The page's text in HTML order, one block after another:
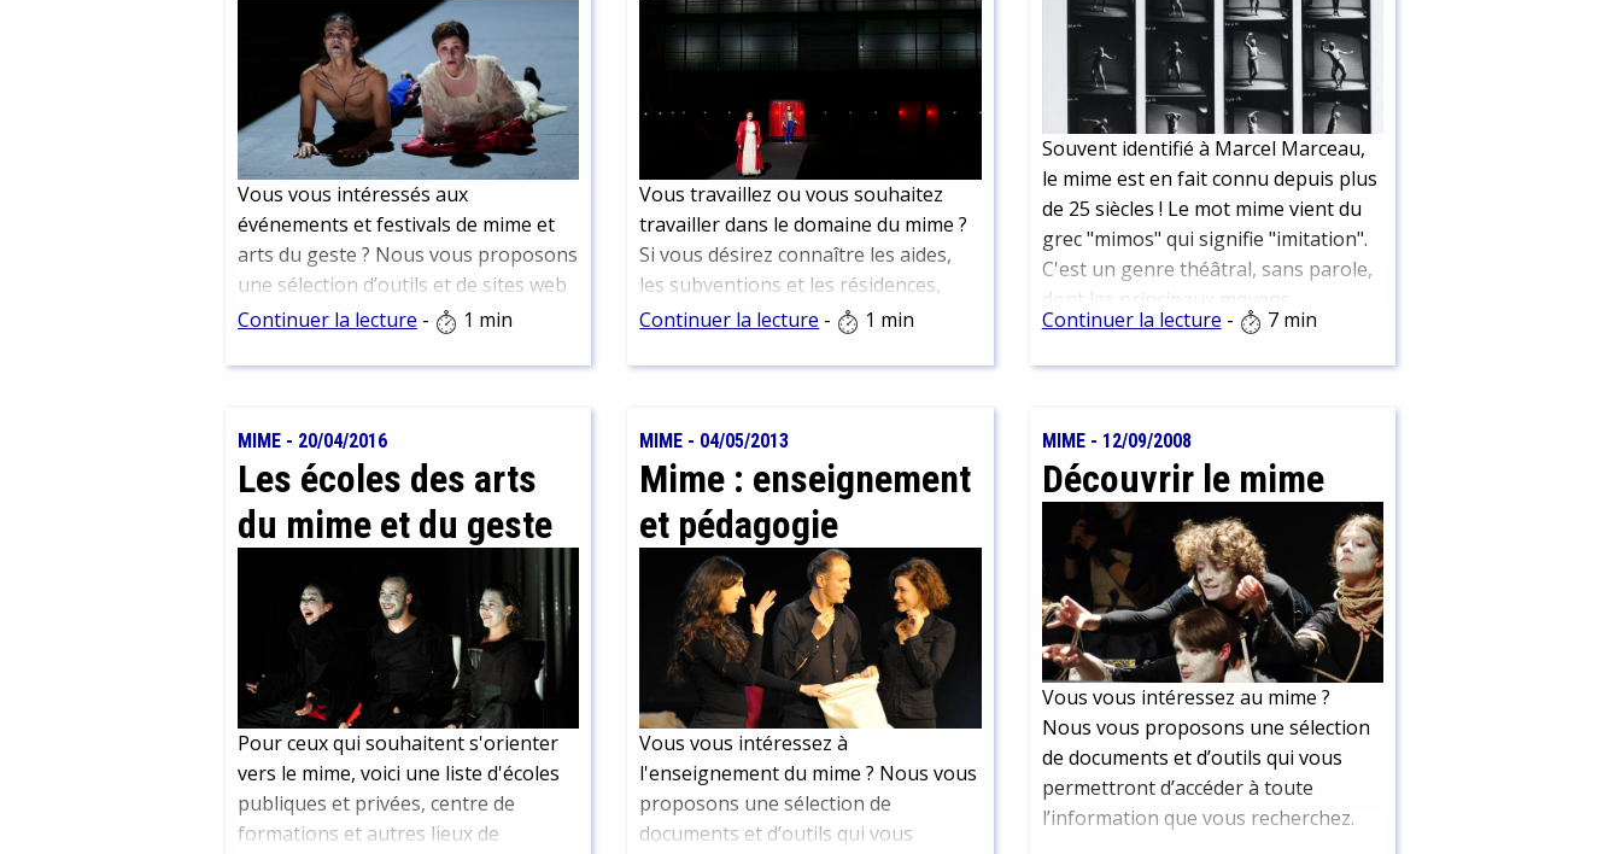
Vous vous intéressés aux
événements et festivals de mime et
arts du geste ? Nous vous proposons
une sélection d’outils et de sites web
qui vous permettront d’accéder à
recherchez :
Continuer la lecture - 1 min
Vous travaillez ou vous souhaitez
travailler dans le domaine du mime ?
Si vous désirez connaître les aides,
les subventions et les résidences,
voici quelques annuaires, des sites
guider.
Continuer la lecture - 1 min
Souvent identifié à Marcel Marceau,
le mime est en fait connu depuis plus
de 25 siècles ! Le mot mime vient du
grec "mimos" qui signifie "imitation".
C'est un genre théâtral, sans parole,
dont les principaux moyens
d'expression sont l'attitude, le geste
et la mimique.
Continuer la lecture - 7 min
MIME - 20/04/2016
Les écoles des arts
du mime et du geste
Pour ceux qui souhaitent s'orienter
vers le mime, voici une liste d'écoles
publiques et privées, centre de
formations et autres lieux de
MIME - 04/05/2013
Mime : enseignement
et pédagogie
Vous vous intéressez à
l'enseignement du mime ? Nous vous
proposons une sélection de
documents et d’outils qui vous
MIME- 12/09/2008
Découvrir le mime
Vous vous intéressez au mime ?
Nous vous proposons une sélection
de documents et d’outils qui vous
permettront d’accéder à toute
l’information que vous recherchez.